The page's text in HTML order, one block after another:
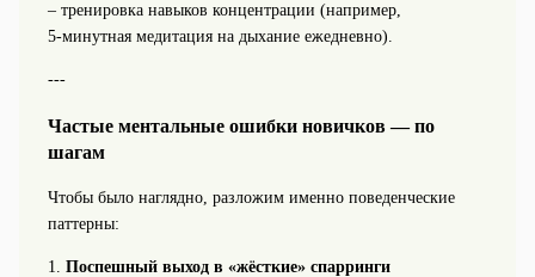
– тренировка навыков концентрации (например,
5‑минутная медитация на дыхание ежедневно).
---
Частые ментальные ошибки новичков — по
шагам
Чтобы было наглядно, разложим именно поведенческие
паттерны:
1. Поспешный выход в «жёсткие» спарринги